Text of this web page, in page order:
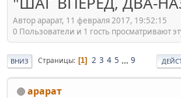
Автор арарат, 11 февраля 2017, 19:52:15
0 Пользователи и 1 гость просматривают
ВНИЗ Страницы 1 2 3 4 5 ... 9
арарат